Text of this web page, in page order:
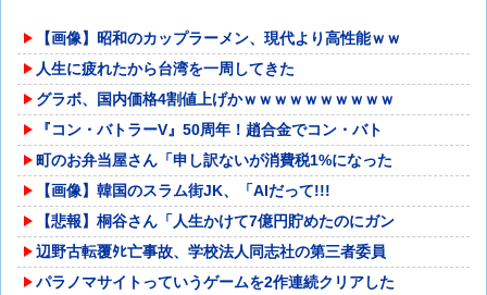
【画像】昭和のカップラーメン、現代より高性能ｗｗ
人生に疲れたから台湾を一周してきた
グラボ、国内価格4割値上げかｗｗｗｗｗｗｗｗｗｗ
『コン・バトラーV』50周年！趙合金でコン・バト
町のお弁当屋さん「申し訳ないが消費税1%になった
【画像】韓国のスラム街JK、「AIだって!!︎!
【悲報】桐谷さん「人生かけて7億円貯めたのにガン
辺野古転覆ﾀﾋ亡事故、学校法人同志社の第三者委員
パラノマサイトっていうゲームを2作連続クリアした